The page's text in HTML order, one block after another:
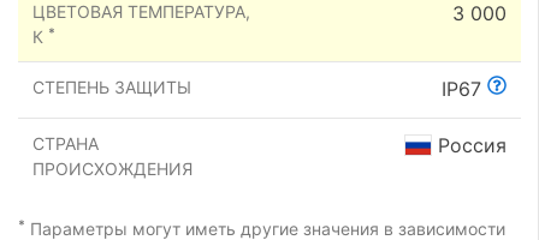
ЦВЕТОВАЯ ТЕМПЕРАТУРА,
К *
3 000
СТЕПЕНЬ ЗАЩИТЫ IP67
СТРАНА
ПРОИСХОЖДЕНИЯ
Россия
* Параметры могут иметь другие значения в зависимости